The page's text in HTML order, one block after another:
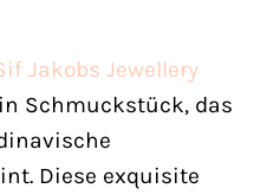
Jakobs Jewellery
Schmuckstück, das
Diese exquisite